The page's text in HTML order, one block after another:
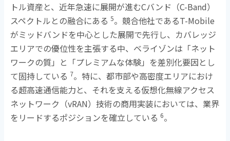
トル資産と、近年急速に展開が進むCバンド（C-Band）
スペクトルとの融合にある5。競合他社であるT-Mobile
がミッドバンドを中心とした展開で先行し、カバレッジ
エリアでの優位性を主張する中、ベライゾンは「ネット
ワークの質」と「プレミアムな体験」を差別化要因とし
て固持している 7。特に、都市部や高密度エリアにおけ
る超高速通信能力と、それを支える仮想化無線アクセス
ネットワーク（vRAN）技術の商用実装においては、業界
をリードするポジションを確立している 6。